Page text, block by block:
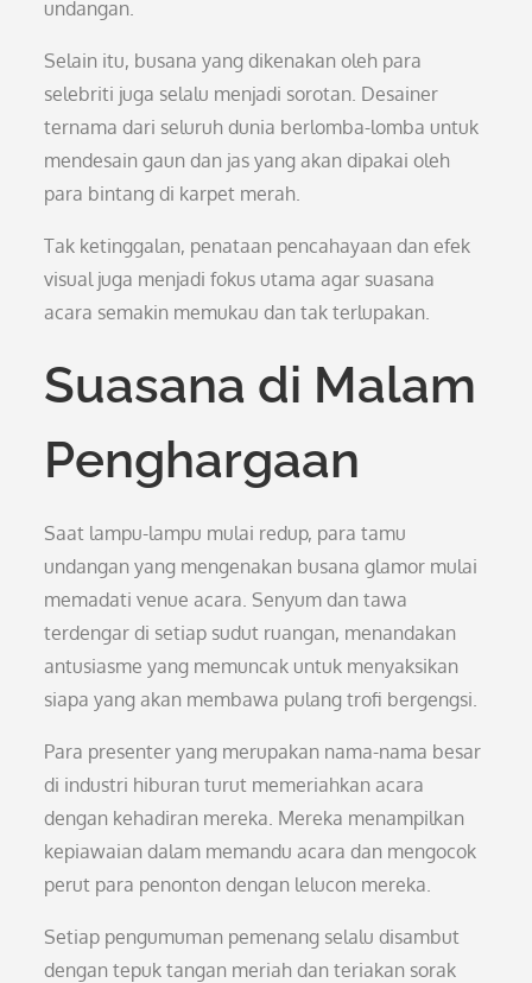
undangan.
Selain itu, busana yang dikenakan oleh para
selebriti juga selalu menjadi sorotan. Desainer
ternama dari seluruh dunia berlomba-lomba untuk
mendesain gaun dan jas yang akan dipakai oleh
para bintang di karpet merah.
Tak ketinggalan, penataan pencahayaan dan efek
visual juga menjadi fokus utama agar suasana
acara semakin memukau dan tak terlupakan.
Suasana di Malam
Penghargaan
Saat lampu-lampu mulai redup, para tamu
undangan yang mengenakan busana glamor mulai
memadati venue acara. Senyum dan tawa
terdengar di setiap sudut ruangan, menandakan
antusiasme yang memuncak untuk menyaksikan
siapa yang akan membawa pulang trofi bergengsi.
Para presenter yang merupakan nama-nama besar
di industri hiburan turut memeriahkan acara
dengan kehadiran mereka. Mereka menampilkan
kepiawaian dalam memandu acara dan mengocok
perut para penonton dengan lelucon mereka.
Setiap pengumuman pemenang selalu disambut
dengan tepuk tangan meriah dan teriakan sorak